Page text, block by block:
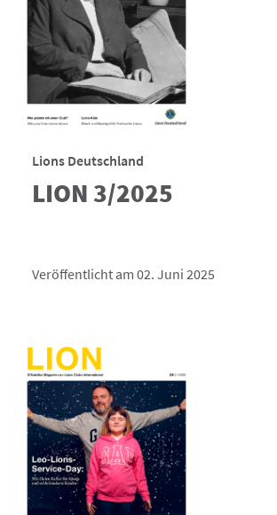
Lions Deutschland
LION 3/2025
Veröffentlicht am 02. Juni 2025